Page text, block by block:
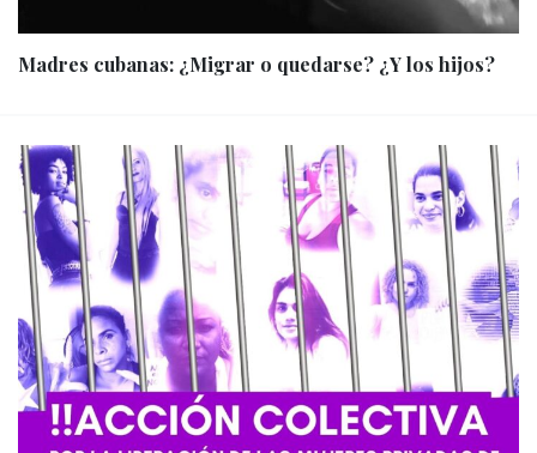
Madres cubanas: ¿Migrar o quedarse? ¿Y los hijos?